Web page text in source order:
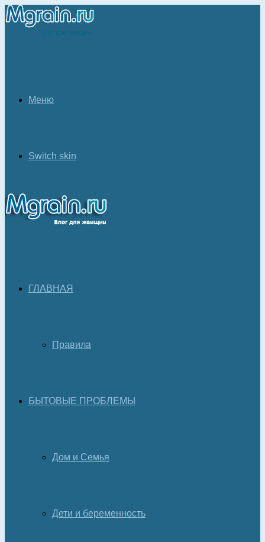
Меню
Switch skin
ГЛАВНАЯ
Правила
БЫТОВЫЕ ПРОБЛЕМЫ
Дом и Семья
Дети и беременность